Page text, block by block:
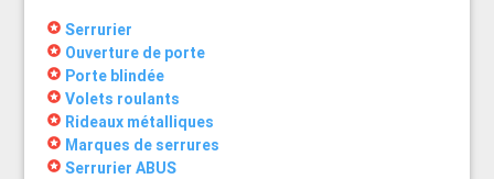
stars Serrurier
stars Ouverture de porte
stars Porte blindée
stars Volets roulants
stars Rideaux métalliques
stars Marques de serrures
stars Serrurier ABUS